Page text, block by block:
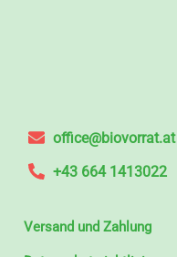
office@biovorrat.at
+43 664 1413022
Versand und Zahlung